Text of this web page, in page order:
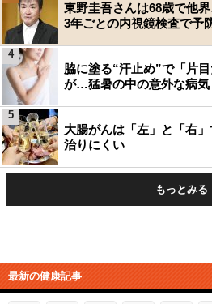
東野圭吾さんは68歳で他
3年ごとの内視鏡検査で予
脇に塗る“汗止め”で「片
が…猛暑の中の意外な病気
4
大腸がんは「左」と「右
治りにくい
5
もっとみる
最新の健康記事